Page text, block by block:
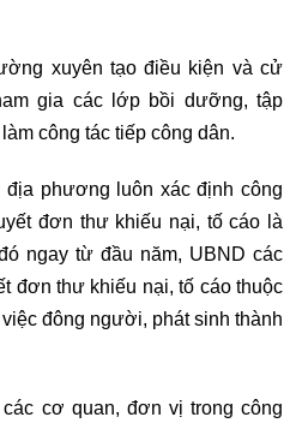
xuyên tạo điều kiện và cử
gia các lớp bồi dưỡng, tập
công tác tiếp công dân.
địa phương luôn xác định công
đơn thư khiếu nại, tố cáo là
ngay từ đầu năm, UBND các
đơn thư khiếu nại, tố cáo thuộc
đông người, phát sinh thành
cơ quan, đơn vị trong công